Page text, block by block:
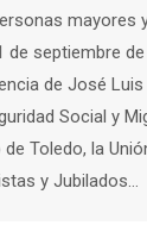
mayores
septiembre de
de José Luis
Social y
Toledo, la
y Jubilados…